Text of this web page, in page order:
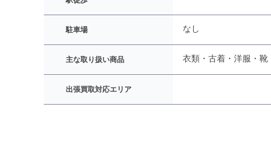
駐車場 なし
主な取り扱い商品 衣類・古着・洋服・靴
出張買取対応エリア